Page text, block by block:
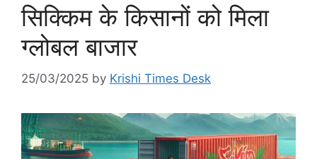
सिक्किम के किसानों को मिला
ग्लोबल बाजार
25/03/2025 by Krishi Times Desk